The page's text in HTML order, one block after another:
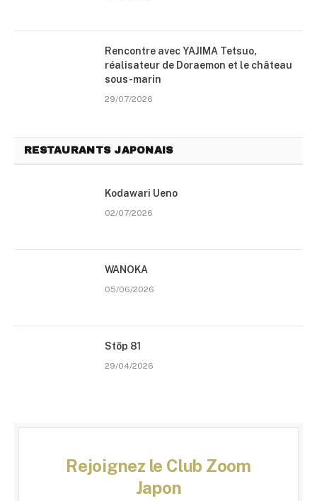
Rencontre avec YAJIMA Tetsuo,
réalisateur de Doraemon et le château
sous-marin
29/07/2026
RESTAURANTS JAPONAIS
Kodawari Ueno
02/07/2026
WANOKA
05/06/2026
Stōp 81
29/04/2026
Rejoignez le Club Zoom
Japon